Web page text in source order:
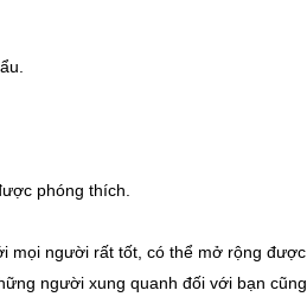
phóng thích.
mọi người rất tốt, có thể mở rộng được
người xung quanh đối với bạn cũng